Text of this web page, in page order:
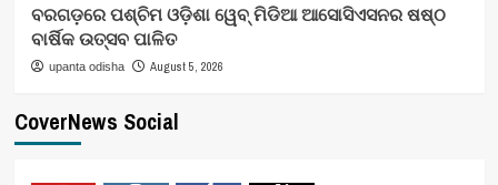
ବରଗଡ଼ରେ ପଶ୍ଚିମ ଓଡ଼ିଶା ୱେବ୍ ମିଡିଆ ଆସୋସିଏସନର ଷଷ୍ଠ
ବାର୍ଷିକ ଉତ୍ସବ ପାଳିତ
upanta odisha August 5, 2026
CoverNews Social